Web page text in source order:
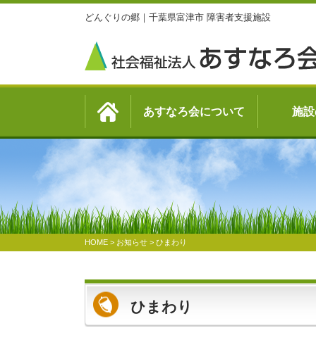
どんぐりの郷｜千葉県富津市 障害者支援施設
あすなろ会について 施
HOME > お知らせ > ひまわり
ひまわり